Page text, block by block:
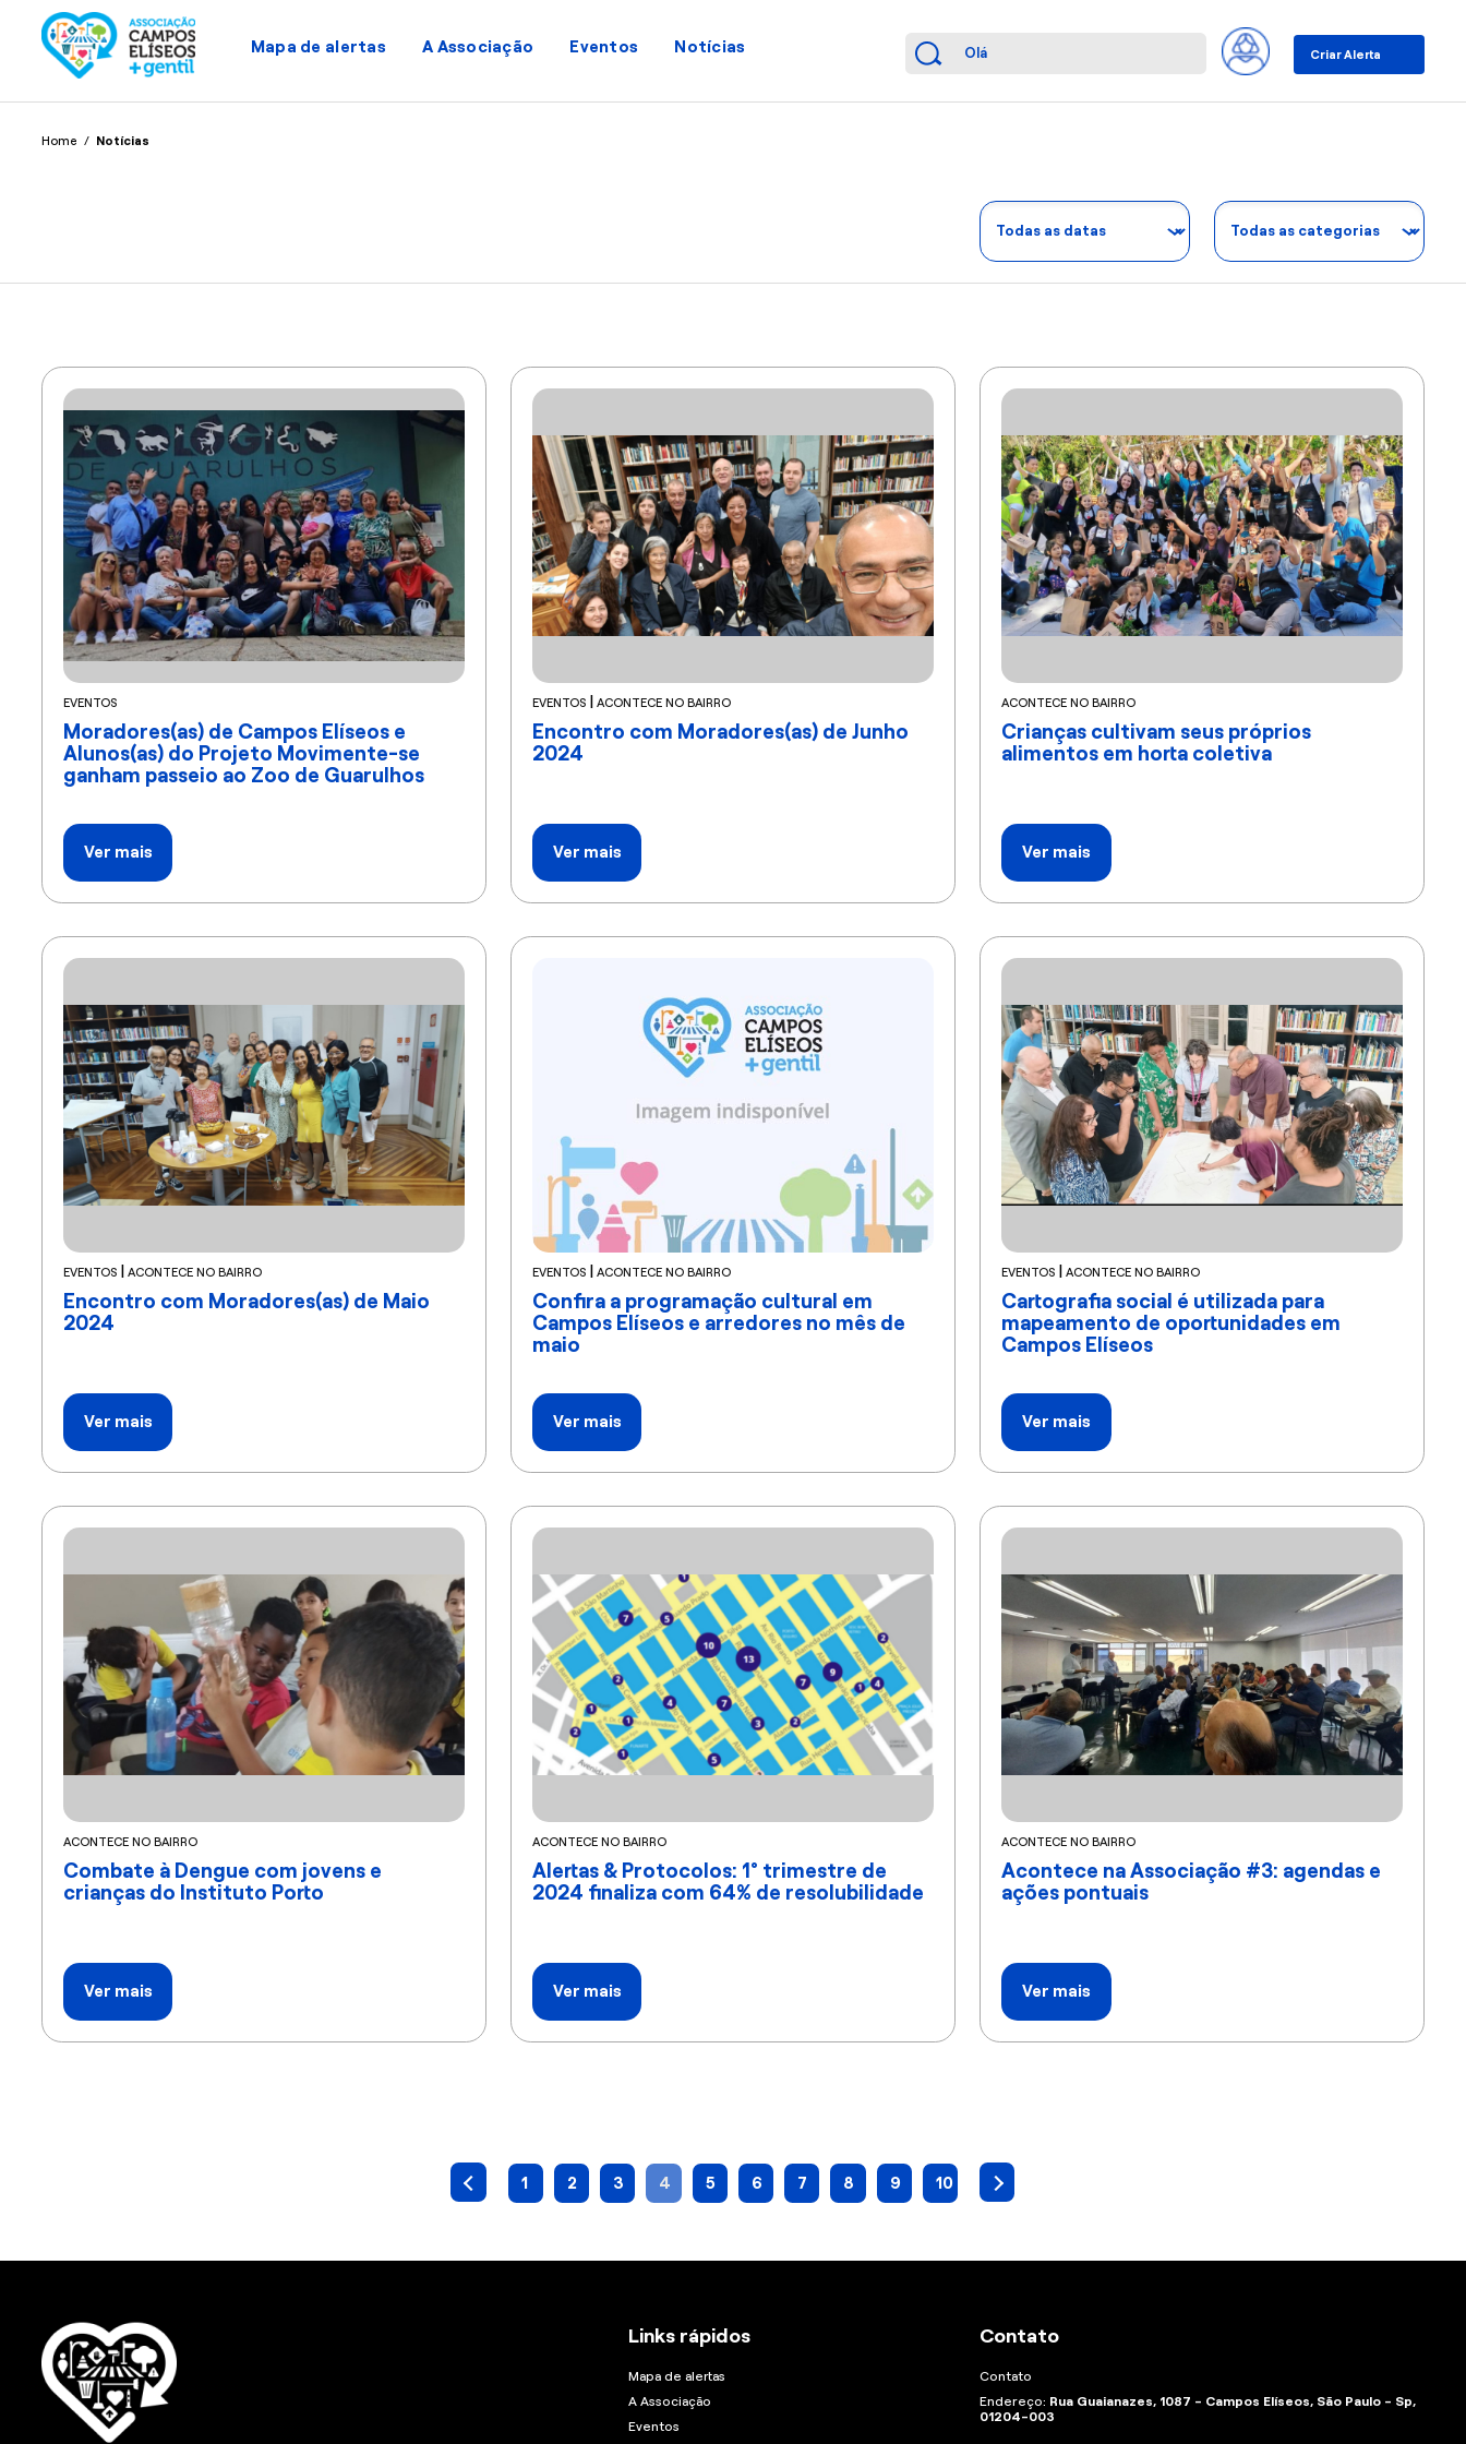
Mapa de alertas A Associação Eventos Notícias Criar Alerta
Home / Notícias
EVENTOS
Moradores(as) de Campos Elíseos e
Alunos(as) do Projeto Movimente-se
ganham passeio ao Zoo de Guarulhos
Ver mais
EVENTOS | ACONTECE NO BAIRRO
Encontro com Moradores(as) de Junho
2024
Ver mais
ACONTECE NO BAIRRO
Crianças cultivam seus próprios
alimentos em horta coletiva
Ver mais
EVENTOS | ACONTECE NO BAIRRO
Encontro com Moradores(as) de Maio
2024
Ver mais
EVENTOS | ACONTECE NO BAIRRO
Confira a programação cultural em
Campos Elíseos e arredores no mês de
maio
Ver mais
EVENTOS |ACONTECE NO BAIRRO
Cartografia social é utilizada para
mapeamento de oportunidades em
Campos Elíseos
Ver mais
ACONTECE NO BAIRRO
Combate à Dengue com jovens e
crianças do Instituto Porto
Ver mais
ACONTECE NO BAIRRO
Alertas & Protocolos: 1° trimestre de
2024 finaliza com 64% de resolubilidade
Ver mais
ACONTECE NO BAIRRO
Acontece na Associação #3: agendas e
ações pontuais
Ver mais
1 2 3 4 5 6 7 8 9 10
Links rápidos
Mapa de alertas
A Associação
Eventos
Contato
Contato
Endereço: Rua Guaianazes, 1087 - Campos Elíseos, São Paulo - Sp,
01204-003